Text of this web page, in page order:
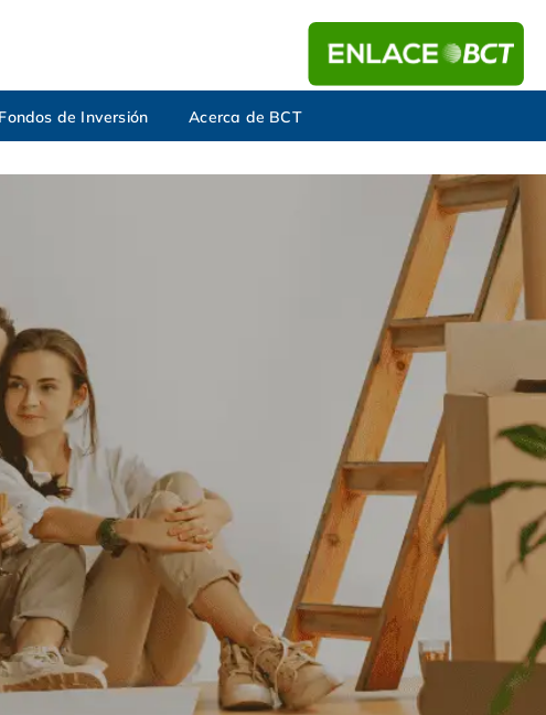
Fondos de Inversión Acerca de BCT